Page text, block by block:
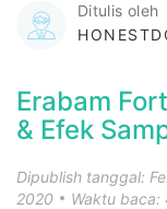
Ditulis oleh
Erabam
& Efek
Dipublish tanggal:
2020
Waktu baca: